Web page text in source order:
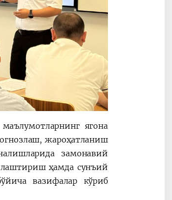
ягона
жароҳатланиш
замонавий
ҳамда сунъий
вазифалар кўриб